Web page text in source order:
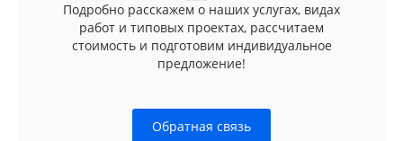
Подробно расскажем о наших услугах, видах
работ и типовых проектах, рассчитаем
стоимость и подготовим индивидуальное
предложение!
Обратная связь